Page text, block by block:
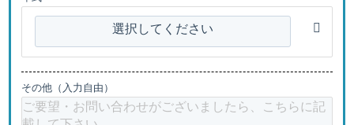
選択してください
その他（入力自由）